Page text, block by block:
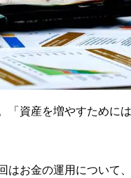
「資産を増やすために
はお金の運用について